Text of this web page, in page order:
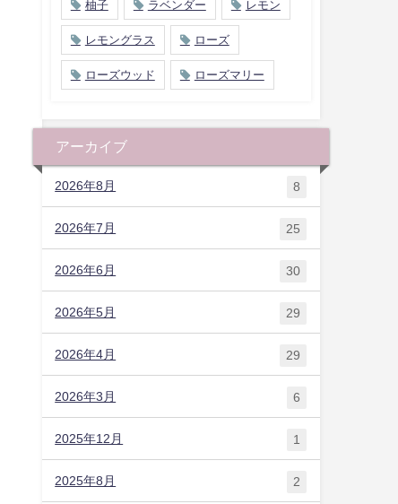
柚子 ラベンダー レモン
レモングラス ローズ
ローズウッド ローズマリー
アーカイブ
2026年8月 8
2026年7月 25
2026年6月 30
2026年5月 29
2026年4月 29
2026年3月 6
2025年12月 1
2025年8月 2